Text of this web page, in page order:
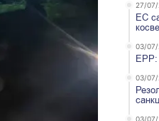
27/07/
ЕС
03/07/
03/07/
03/07/